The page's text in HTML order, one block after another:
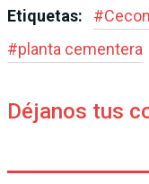
Etiquetas: #Cecon
#planta cementera
Déjanos tus